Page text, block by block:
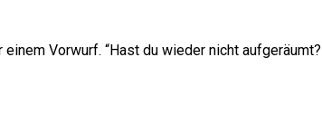
Vorwurf. “Hast du wieder nicht